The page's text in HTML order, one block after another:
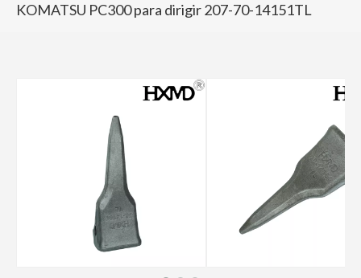
KOMATSU PC300 para dirigir 207-70-14151TL